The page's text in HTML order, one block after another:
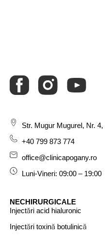
Str. Mugur Mugurel, Nr. 4,
+40 799 873 774
office@clinicapogany.ro
Luni-Vineri: 09:00 – 19:00
NECHIRURGICALE
Injectări acid hialuronic
Injectări toxină botulinică